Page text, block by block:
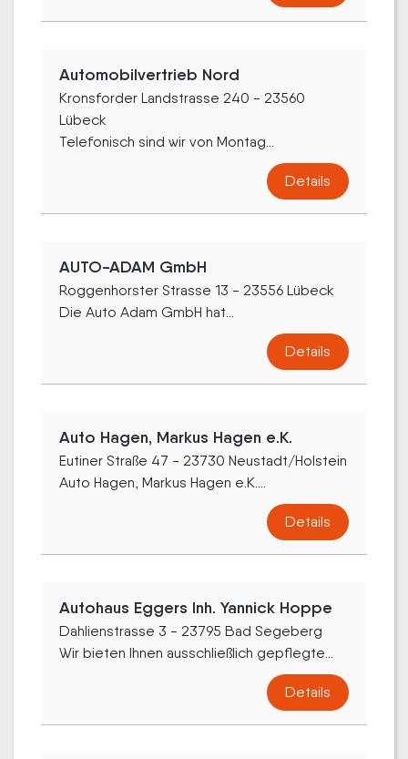
Automobilvertrieb Nord
Kronsforder Landstrasse 240 - 23560
Lübeck
Telefonisch sind wir von Montag...
Details
AUTO-ADAM GmbH
Roggenhorster Strasse 13 - 23556 Lübeck
Die Auto Adam GmbH hat...
Details
Auto Hagen, Markus Hagen e.K.
Eutiner Straße 47 - 23730 Neustadt/Holstein
Auto Hagen, Markus Hagen e.K....
Details
Autohaus Eggers Inh. Yannick Hoppe
Dahlienstrasse 3 - 23795 Bad Segeberg
Wir bieten Ihnen ausschließlich gepflegte...
Details